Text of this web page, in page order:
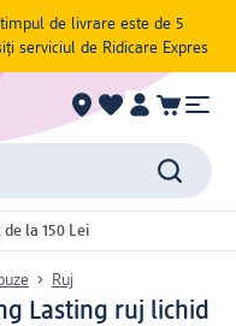
de livrare este de 5
serviciul de Ridicare Expres
la 150 Lei
Ruj
Lasting ruj lichid